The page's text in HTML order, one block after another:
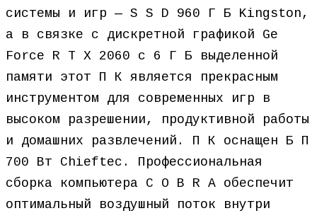
системы и игр — S S D 960 Г Б Kingston,
а в связке с дискретной графикой Ge
Force R T X 2060 с 6 Г Б выделенной
памяти этот П К является прекрасным
инструментом для современных игр в
высоком разрешении, продуктивной работы
и домашних развлечений. П К оснащен Б П
700 Вт Chieftec. Профессиональная
сборка компьютера C O B R A обеспечит
оптимальный воздушный поток внутри